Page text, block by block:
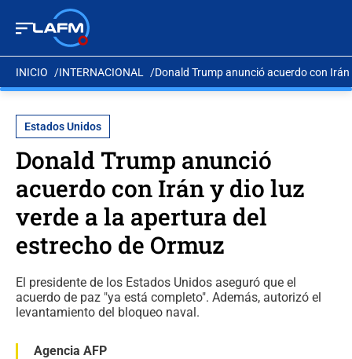
INICIO INTERNACIONAL Donald Trump anunció acuerdo con
Estados Unidos
Donald Trump anunció
acuerdo con Irán y dio luz
verde a la apertura del
estrecho de Ormuz
El presidente de los Estados Unidos aseguró que el
acuerdo de paz "ya está completo". Además, autorizó el
levantamiento del bloqueo naval.
Agencia AFP